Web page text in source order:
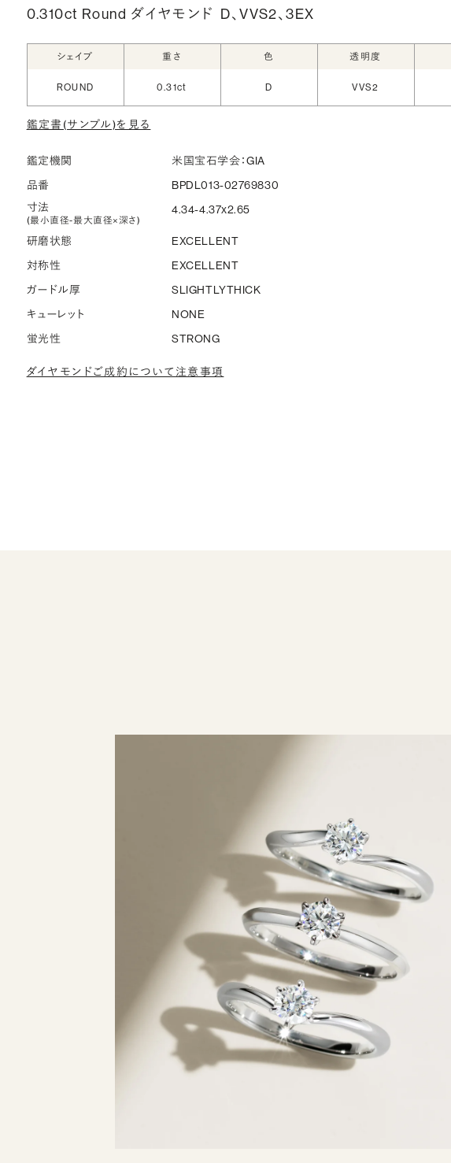
0.310ct Round ダイヤモンド D、VVS2、3EX
シェイプ 重さ 色 透明度
ROUND 0.31ct D VVS2
鑑定書(サンプル)を見る
鑑定機関
米国宝石学会：GIA
品番
BPDL013-02769830
寸法
(最小直径-最大直径×深さ)
4.34-4.37x2.65
研磨状態
EXCELLENT
対称性
EXCELLENT
ガードル厚
SLIGHTLYTHICK
キューレット
NONE
蛍光性
STRONG
ダイヤモンドご成約について注意事項